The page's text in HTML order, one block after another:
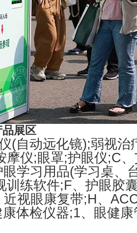
品展区
(自动远化镜);弱视治
摩仪; 眼罩;护眼仪;C
眼学习用品(学习桌、
训练软件;F、护眼胶
近视眼康复带;H、
体检仪器;1、眼健